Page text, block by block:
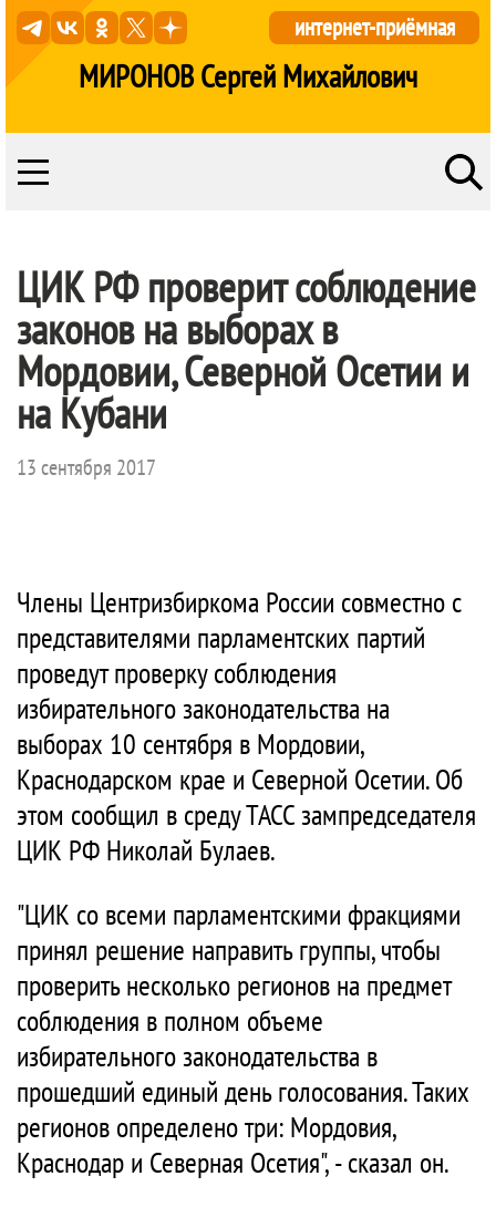
МИРОНОВ Сергей Михайлович
интернет-приёмная
ЦИК РФ проверит соблюдение
законов на выборах в
Мордовии, Северной Осетии и
на Кубани
13 сентября 2017
Члены Центризбиркома России совместно с
представителями парламентских партий
проведут проверку соблюдения
избирательного законодательства на
выборах 10 сентября в Мордовии,
Краснодарском крае и Северной Осетии. Об
этом сообщил в среду ТАСС зампредседателя
ЦИК РФ Николай Булаев.
"ЦИК со всеми парламентскими фракциями
принял решение направить группы, чтобы
проверить несколько регионов на предмет
соблюдения в полном объеме
избирательного законодательства в
прошедший единый день голосования. Таких
регионов определено три: Мордовия,
Краснодар и Северная Осетия", - сказал он.